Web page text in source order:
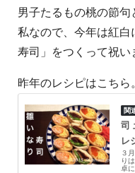
男子たるもの桃の節
私なので、今年は紅白
寿司」をつくって祝い
昨年のレシピはこちら
司
レ
３
り
卓